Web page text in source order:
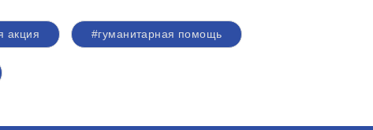
акция #гуманитарная помощь